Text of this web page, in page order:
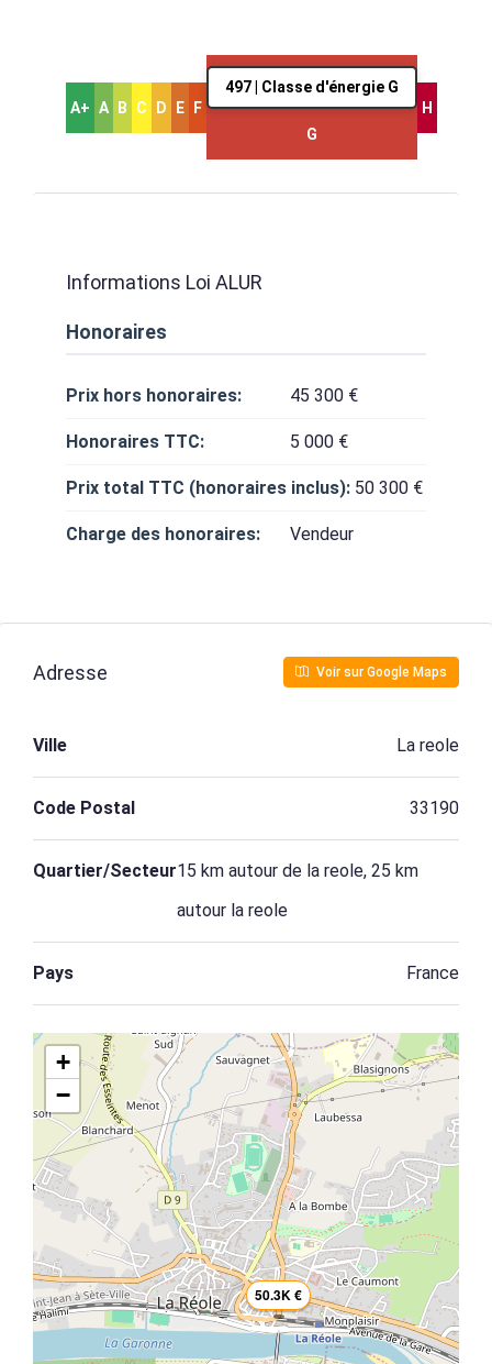
A+ A B C D E F
497 | Classe d'énergie G
G
H
Informations Loi ALUR
Honoraires
Prix hors honoraires: 45 300 €
Honoraires TTC: 5 000 €
Prix total TTC (honoraires inclus): 50 300 €
Charge des honoraires: Vendeur
Adresse Voir sur Google Maps
Ville La reole
Code Postal 33190
Quartier/Secteur15 km autour de la reole, 25 km
autour la reole
Pays France
50.3K €
+
−